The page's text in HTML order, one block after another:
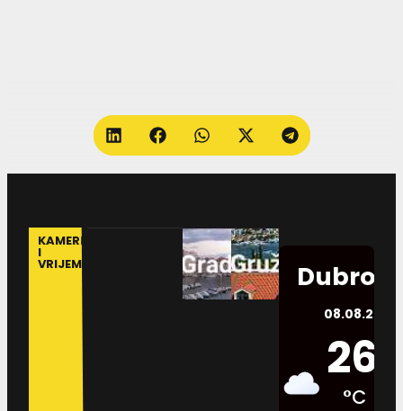
KAMERE
I
VRIJEME
08.08.2026.
26
°C